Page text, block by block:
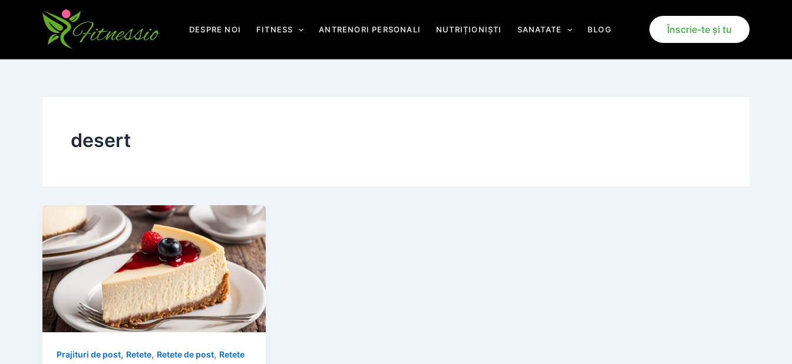
DESPRE NOI FITNESS ANTRENORI PERSONALI NUTRIȚIONIȘTI SANATATE BLOG Înscrie-te și tu
desert
Prajituri de post, Retete, Retete de post, Retete